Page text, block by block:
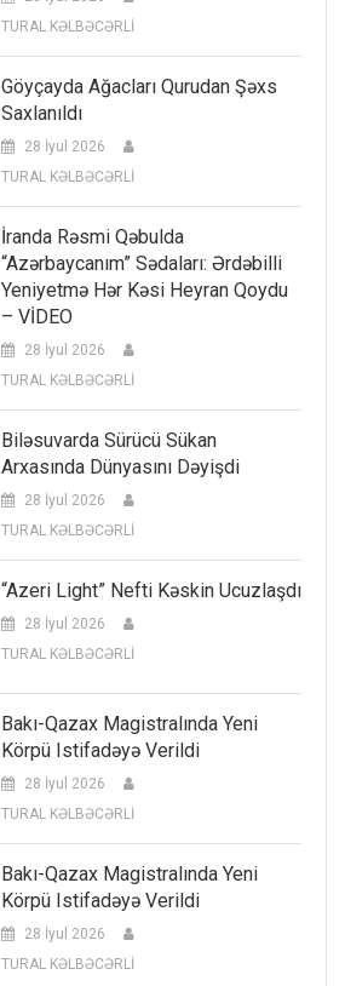
TURAL KƏLBƏCƏRLİ
Göyçayda Ağacları Qurudan Şəxs
Saxlanıldı
28 İyul 2026
TURAL KƏLBƏCƏRLİ
İranda Rəsmi Qəbulda
“Azərbaycanım” Sədaları: Ərdəbilli
Yeniyetmə Hər Kəsi Heyran Qoydu
– VİDEO
28 İyul 2026
TURAL KƏLBƏCƏRLİ
Biləsuvarda Sürücü Sükan
Arxasında Dünyasını Dəyişdi
28 İyul 2026
TURAL KƏLBƏCƏRLİ
“Azeri Light” Nefti Kəskin Ucuzlaşdı
28 İyul 2026
TURAL KƏLBƏCƏRLİ
Bakı-Qazax Magistralında Yeni
Körpü Istifadəyə Verildi
28 İyul 2026
TURAL KƏLBƏCƏRLİ
Bakı-Qazax Magistralında Yeni
Körpü Istifadəyə Verildi
28 İyul 2026
TURAL KƏLBƏCƏRLİ